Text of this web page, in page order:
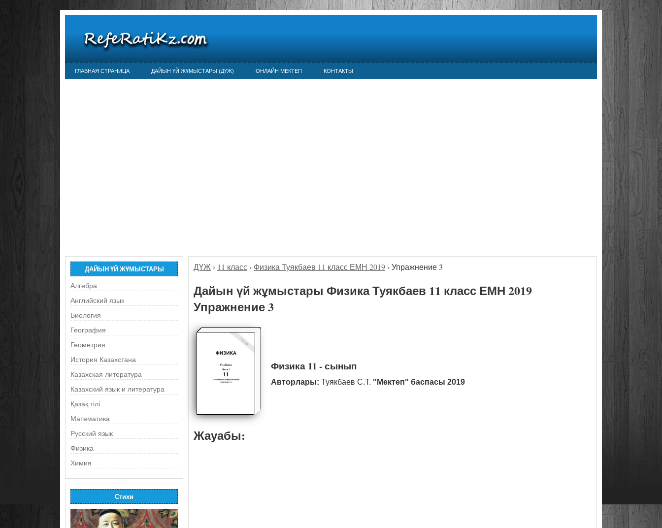
ГЛАВНАЯ СТРАНИЦА ДАЙЫН ҮЙ ЖҰМЫСТАРЫ (ДҮЖ) ОНЛАЙН МЕКТЕП КОНТАКТЫ
ДАЙЫН ҮЙ ЖҰМЫСТАРЫ
Алгебра
Английский язык
Биология
География
Геометрия
История Казахстана
Казахская литература
Казахский язык и литература
Қазақ тілі
Математика
Русский язык
Физика
Химия
Стихи
ДҮЖ › 11 класс › Физика Туякбаев 11 класс ЕМН 2019 › Упражнение 3
Дайын үй жұмыстары Физика Туякбаев 11 класс ЕМН 2019
Упражнение 3
Физика 11 - сынып
Авторлары: Туякбаев С.Т. "Мектеп" баспасы 2019
Жауабы: